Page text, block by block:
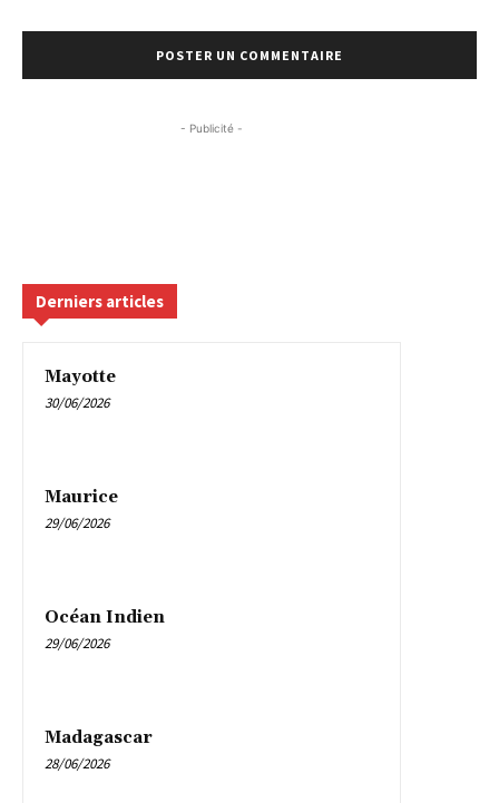
- Publicité -
Derniers articles
Mayotte
30/06/2026
Maurice
29/06/2026
Océan Indien
29/06/2026
Madagascar
28/06/2026